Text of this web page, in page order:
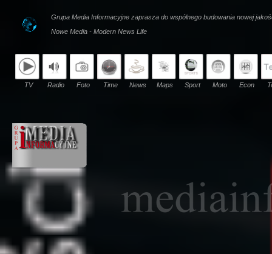
Grupa Media Informacyjne zaprasza do wspólnego budowania nowej
Nowe Media - Modern News Life
TV Radio Foto Time News Maps Sport Moto Econ